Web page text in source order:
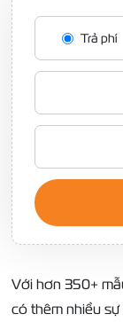
Trả phí
Với hơn 350+
có thêm nhiều